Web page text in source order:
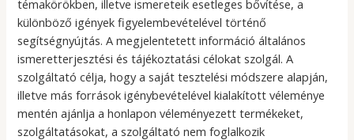
témakörökben, illetve ismereteik esetleges bővítése, a
különböző igények figyelembevételével történő
segítségnyújtás. A megjelentetett információ általános
ismeretterjesztési és tájékoztatási célokat szolgál. A
szolgáltató célja, hogy a saját tesztelési módszere alapján,
illetve más források igénybevételével kialakított véleménye
mentén ajánlja a honlapon véleményezett termékeket,
szolgáltatásokat, a szolgáltató nem foglalkozik